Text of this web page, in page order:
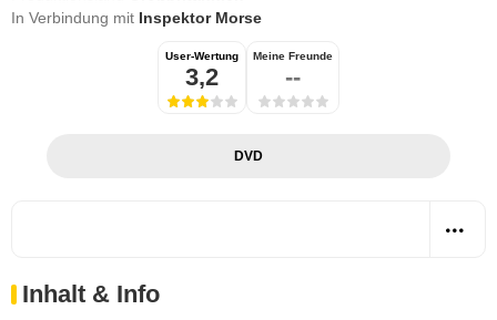
In Verbindung mit Inspektor Morse
User-Wertung
3,2
Meine Freunde
--
DVD
Inhalt & Info